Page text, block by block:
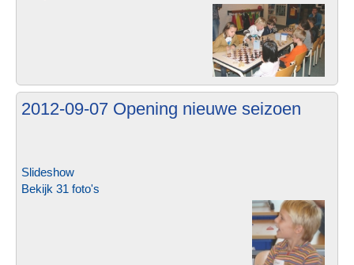
2012-09-07 Opening nieuwe seizoen
Slideshow
Bekijk 31 foto's